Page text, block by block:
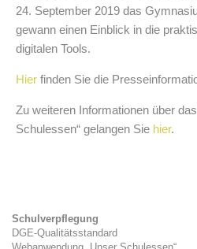
24. September 2019 das
gewann einen Einblick in die
digitalen Tools.
Hier finden Sie die
Zu weiteren Informationen über
Schulessen“ gelangen Sie hier.
Schulverpflegung
DGE-Qualitätsstandard